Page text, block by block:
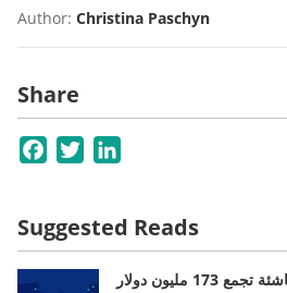
Author: Christina Paschyn
Share
Facebook
Twitter
Suggested Reads
شركات الشرق الأوسط الناشئة تجمع 173 مليون دولار